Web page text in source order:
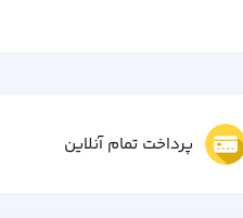
پرداخت تمام آنلاین